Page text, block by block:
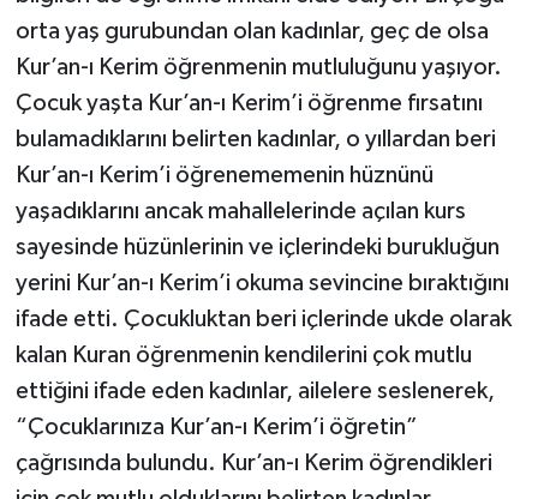
orta yaş gurubundan olan kadınlar, geç de olsa
Kur’an-ı Kerim öğrenmenin mutluluğunu yaşıyor.
Çocuk yaşta Kur’an-ı Kerim’i öğrenme fırsatını
bulamadıklarını belirten kadınlar, o yıllardan beri
Kur’an-ı Kerim’i öğrenememenin hüznünü
yaşadıklarını ancak mahallelerinde açılan kurs
sayesinde hüzünlerinin ve içlerindeki burukluğun
yerini Kur’an-ı Kerim’i okuma sevincine bıraktığını
ifade etti. Çocukluktan beri içlerinde ukde olarak
kalan Kuran öğrenmenin kendilerini çok mutlu
ettiğini ifade eden kadınlar, ailelere seslenerek,
“Çocuklarınıza Kur’an-ı Kerim’i öğretin”
çağrısında bulundu. Kur’an-ı Kerim öğrendikleri